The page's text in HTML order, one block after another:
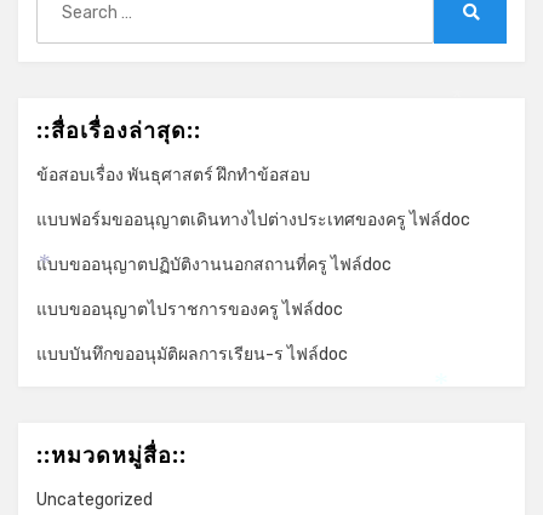
for:
::สื่อเรื่องล่าสุด::
ข้อสอบเรื่อง พันธุศาสตร์ ฝึกทำข้อสอบ
แบบฟอร์มขออนุญาตเดินทางไปต่างประเทศของครู ไฟล์doc
แบบขออนุญาตปฏิบัติงานนอกสถานที่ครู ไฟล์doc
แบบขออนุญาตไปราชการของครู ไฟล์doc
แบบบันทึกขออนุมัติผลการเรียน-ร ไฟล์doc
::หมวดหมู่สื่อ::
Uncategorized
*